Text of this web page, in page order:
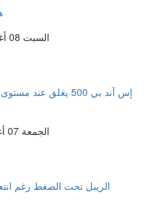
السبت 08 أغسطس 2026 02:58 صباحاً
إس آند بي 500 يغلق
الجمعة 07 أغسطس 2026 11:58 مساءً
الريبل تحت الضغط رغم